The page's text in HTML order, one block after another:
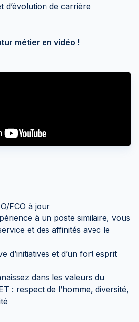
d’évolution de carrière
métier en vidéo !
FCO à jour
à un poste similaire, vous
et des affinités avec le
d’initiatives et d’un fort esprit
dans les valeurs du
: respect de l’homme, diversité,